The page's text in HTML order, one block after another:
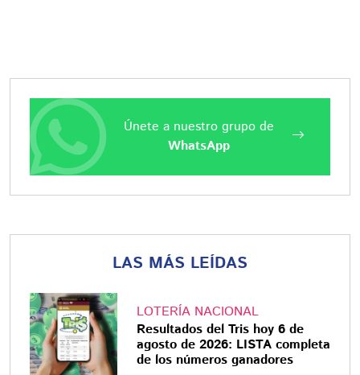
Únete a nuestro grupo de
WhatsApp
LAS MÁS LEÍDAS
LOTERÍA NACIONAL
Resultados del Tris hoy 6 de
agosto de 2026: LISTA completa
de los números ganadores